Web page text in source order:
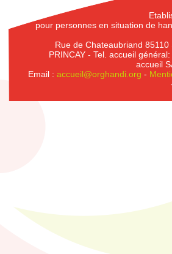
pour personnes en situation de
Rue de Chateaubriand 85110
PRINCAY - Tel. accueil
accueil
Email : accueil@orghandi.org -